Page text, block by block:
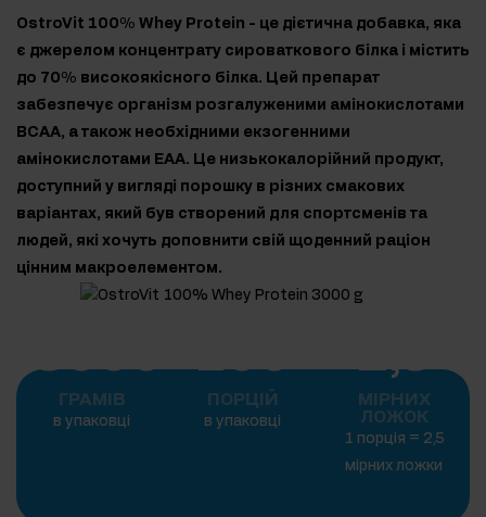
OstroVit 100% Whey Protein - це дієтична добавка, яка
є джерелом концентрату сироваткового білка і містить
до 70% високоякісного білка. Цей препарат
забезпечує організм розгалуженими амінокислотами
BCAA, а також необхідними екзогенними
амінокислотами EAA. Це низькокалорійний продукт,
доступний у вигляді порошку в різних смакових
варіантах, який був створений для спортсменів та
людей, які хочуть доповнити свій щоденний раціон
цінним макроелементом.
3000
ГРАМІВ
в упаковці
100
ПОРЦІЙ
в упаковці
2,5
МІРНИХ
ЛОЖОК
1 порція = 2,5
мірних ложки